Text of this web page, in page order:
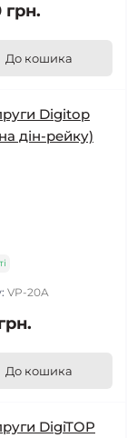
грн.
До кошика
Digitop
дін-рейку)
VP-20A
До кошика
DigiTOP